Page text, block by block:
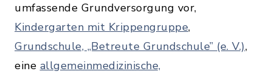
umfassende Grundversorgung vor,
Kindergarten mit Krippengruppe,
Grundschule, „Betreute Grundschule” (e. V.),
eine allgemeinmedizinische,